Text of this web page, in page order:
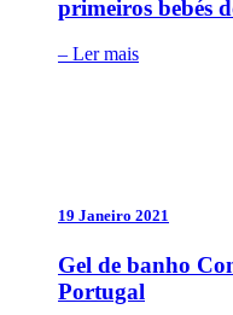
primeiros bebés
– Ler mais
19 Janeiro 2021
Gel de banho
Portugal